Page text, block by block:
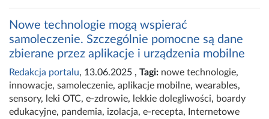
Nowe technologie mogą wspierać
samoleczenie. Szczególnie pomocne są dane
zbierane przez aplikacje i urządzenia mobilne
Redakcja portalu, 13.06.2025 , Tagi: nowe technologie,
innowacje, samoleczenie, aplikacje mobilne, wearables,
sensory, leki OTC, e-zdrowie, lekkie dolegliwości, boardy
edukacyjne, pandemia, izolacja, e-recepta,
Internetowe